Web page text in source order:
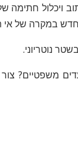
חתימה
במקרה של
נוטריוני.
משפטיים? צור